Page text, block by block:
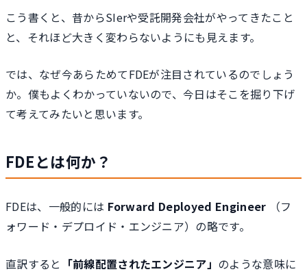
こう書くと、昔からSIerや受託開発会社がやってきたこと
と、それほど大きく変わらないようにも見えます。
では、なぜ今あらためてFDEが注目されているのでしょう
か。僕もよくわかっていないので、今日はそこを掘り下げ
て考えてみたいと思います。
FDEとは何か？
FDEは、一般的には Forward Deployed Engineer （フ
ォワード・デプロイド・エンジニア）の略です。
直訳すると 「前線配置されたエンジニア」 のような意味に